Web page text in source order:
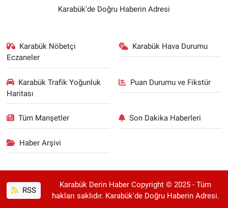
Karabük'de Doğru Haberin Adresi
Karabük Nöbetçi
Eczaneler
Karabük Hava Durumu
Karabük Trafik Yoğunluk
Haritası
Puan Durumu ve Fikstür
Tüm Manşetler Son Dakika Haberleri
Haber Arşivi
RSS
Karabük Derin Haber Copyright © 2025 - Tüm
hakları saklıdır. Karabük'de Doğru Haberin Adresi.